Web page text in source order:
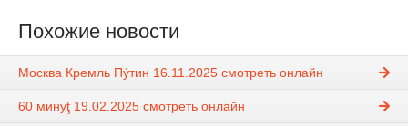
Похожие новости
Москва Кремль Пýтин 16.11.2025 смотреть онлайн
60 минуţ 19.02.2025 смотреть онлайн